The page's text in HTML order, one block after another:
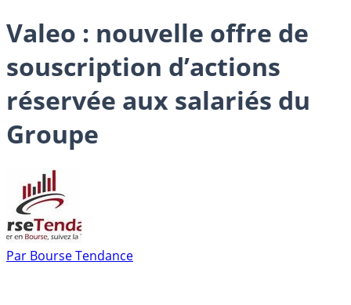
Valeo : nouvelle offre de
souscription d’actions
réservée aux salariés du
Groupe
Par Bourse Tendance